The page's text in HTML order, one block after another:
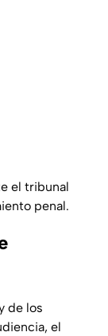
el tribunal
penal.
de los
el